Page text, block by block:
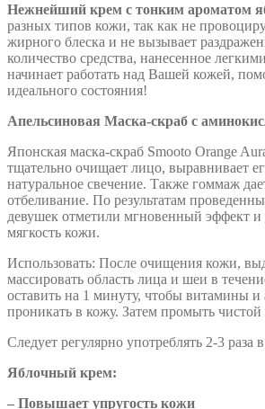
Нежнейший крем с тонким ароматом
разных типов кожи, так как не
жирного блеска и не вызывает
количество средства, нанесенное
начинает работать над Вашей кожей,
идеального состояния!
Апельсиновая Маска-скраб с
Японская маска-скраб Smooto Orange
тщательно очищает лицо, выравнивает
натуральное свечение. Также гоммаж
отбеливание. По результатам
девушек отметили мгновенный эффект
мягкость кожи.
Использовать: После очищения кожи,
массировать область лица и шеи в
оставить на 1 минуту, чтобы витамины
проникать в кожу. Затем промыть чистой
Следует регулярно употреблять 2-3 раза
Яблочный крем:
– Повышает упругость кожи